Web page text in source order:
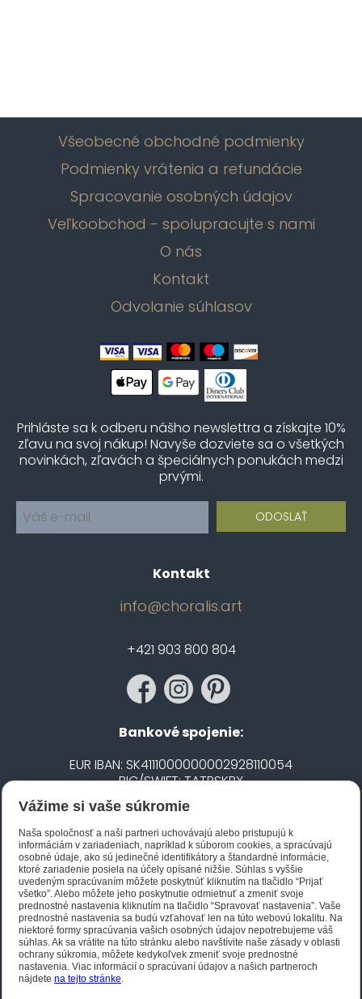
Všeobecné obchodné podmienky
Podmienky vrátenia a refundácie
Spracovanie osobných údajov
Veľkoobchod - spolupracujte s nami
O nás
Kontakt
Odvolanie súhlasov
Prihláste sa k odberu nášho newslettra a získajte 10%
zľavu na svoj nákup! Navyše dozviete sa o všetkých
novinkách, zľavách a špeciálnych ponukách medzi
prvými.
Kontakt
info@choralis.art
+421 903 800 804
Bankové spojenie:
EUR IBAN: SK4111000000002928110054
BIC/SWIFT: TATRSKBX
CZK IBAN: CZ5020100000002101752606
BIC/SWIFT: FIOBCZPPXXX
Biano STAR
Vážime si vaše súkromie
Naša spoločnosť a naši partneri uchovávajú alebo pristupujú k
informáciám v zariadeniach, napríklad k súborom cookies, a spracúvajú
osobné údaje, ako sú jedinečné identifikátory a štandardné informácie,
ktoré zariadenie posiela na účely opísané nižšie. Súhlas s vyššie
uvedeným spracúvaním môžete poskytnúť kliknutím na tlačidlo “Prijať
všetko”. Alebo môžete jeho poskytnutie odmietnuť a zmeniť svoje
prednostné nastavenia kliknutím na tlačidlo “Spravovať nastavenia”. Vaše
prednostné nastavenia sa budú vzťahovať len na túto webovú lokalitu. Na
niektoré formy spracúvania vašich osobných údajov nepotrebujeme váš
súhlas. Ak sa vrátite na túto stránku alebo navštívite naše zásady v oblasti
ochrany súkromia, môžete kedykoľvek zmeniť svoje prednostné
nastavenia. Viac informácií o spracúvaní údajov a našich partneroch
nájdete na tejto stránke.